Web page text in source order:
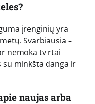
įrenginių yra
Svarbiausia –
nemoka tvirtai
su minkšta danga ir
naujas arba